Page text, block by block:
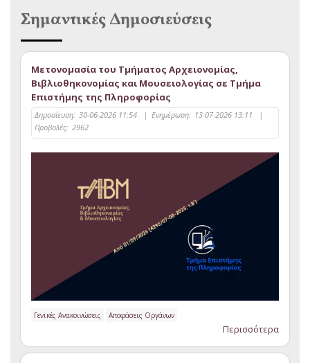
Σημαντικές Δημοσιεύσεις
Μετονομασία του Τμήματος Αρχειονομίας,
Βιβλιοθηκονομίας και Μουσειολογίας σε Τμήμα
Επιστήμης της Πληροφορίας
Δημοσίευση: 30-06-2026 11:54 | Ενημέρωση: 13-07-2026 13:11
|
Προβολές: 2962
Γενικές Ανακοινώσεις Αποφάσεις Οργάνων
Περισσότερα